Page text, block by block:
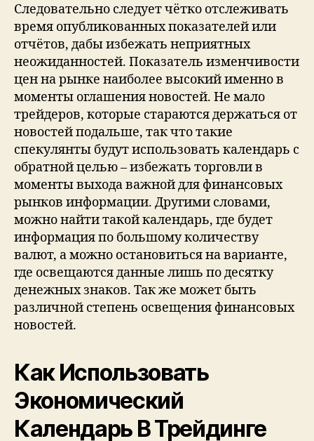
Следовательно следует чётко отслеживать
время опубликованных показателей или
отчётов, дабы избежать неприятных
неожиданностей. Показатель изменчивости
цен на рынке наиболее высокий именно в
моменты оглашения новостей. Не мало
трейдеров, которые стараются держаться от
новостей подальше, так что такие
спекулянты будут использовать календарь с
обратной целью – избежать торговли в
моменты выхода важной для финансовых
рынков информации. Другими словами,
можно найти такой календарь, где будет
информация по большому количеству
валют, а можно остановиться на варианте,
где освещаются данные лишь по десятку
денежных знаков. Так же может быть
различной степень освещения финансовых
новостей.
Как Использовать
Экономический
Календарь В Трейдинге